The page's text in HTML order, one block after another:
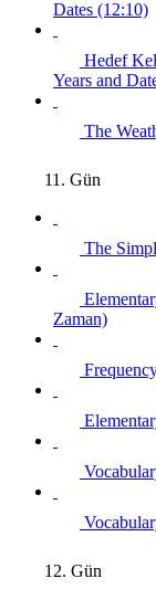
Dates (12:10)
Hedef
Years and
The
11. Gün
The
Zaman)
12. Gün